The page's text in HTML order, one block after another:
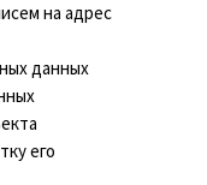
на адрес
данных
его